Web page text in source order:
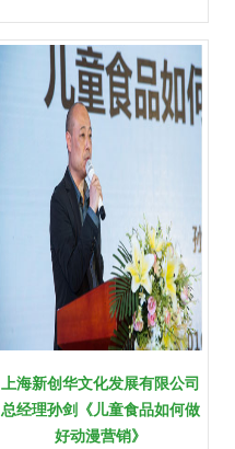
上海新创华文化发展有限公司
总经理孙剑《儿童食品如何做
好动漫营销》